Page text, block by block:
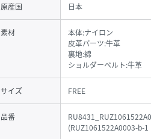
原産国 日本
素材
本体:ナイロン
皮革パーツ:牛革
裏地:綿
ショルダーベルト:牛革
サイズ FREE
品番
(RUZ1061522A0003-b-1